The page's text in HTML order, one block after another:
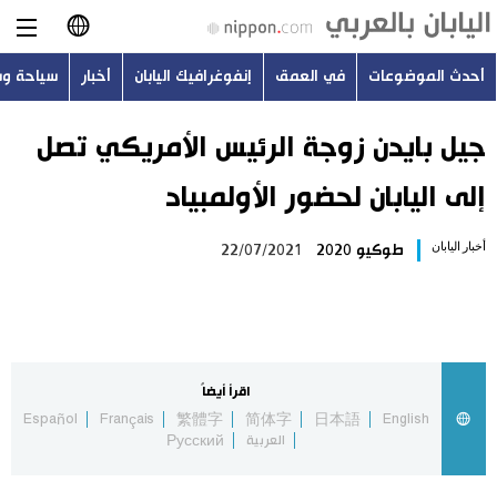
日本語
English
Русский
أحدث الموضوعات
أحدث الموضوعات في العمق إنفوغرافيك اليابان أخبار سياحة
جيل بايدن زوجة الرئيس الأمريكي تصل
إلى اليابان لحضور الأولمبياد
أخبار اليابان طوكيو 2020 22/07/2021
اقرأ أيضاً
English
日本語
简体字
繁體字
Français
Español
العربية
Русский